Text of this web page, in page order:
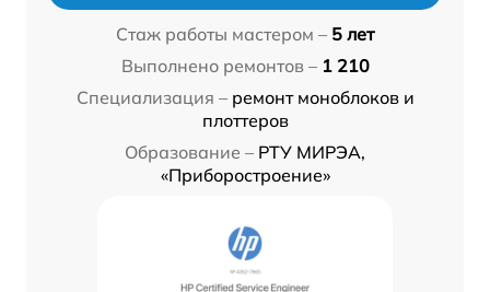
Стаж работы мастером – 5 лет
Выполнено ремонтов – 1 210
Специализация – ремонт моноблоков и
плоттеров
Образование – РТУ МИРЭА,
«Приборостроение»